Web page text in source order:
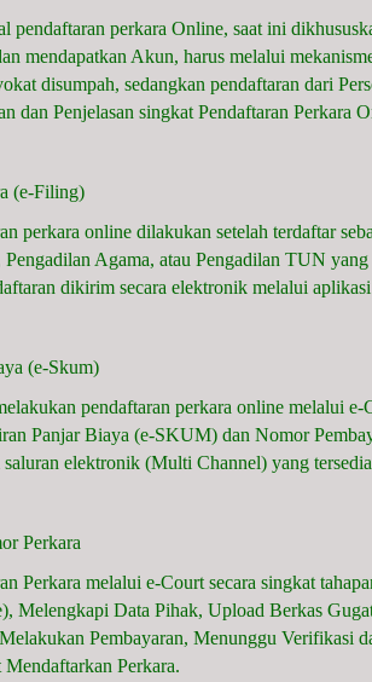
perkara Online, saat ini dikhususkan
mendapatkan Akun, harus melalui
disumpah, sedangkan pendaftaran dari
dan Penjelasan singkat Pendaftaran Perkara
(e-Filing)
online dilakukan setelah terdaftar
Agama, atau Pengadilan TUN
dikirim secara elektronik melalui
(e-Skum)
pendaftaran perkara online melalui e-
Panjar Biaya (e-SKUM) dan Nomor
elektronik (Multi Channel) yang
Perkara
melalui e-Court secara singkat
Melengkapi Data Pihak, Upload Berkas
Pembayaran, Menunggu Verifikasi
Perkara.